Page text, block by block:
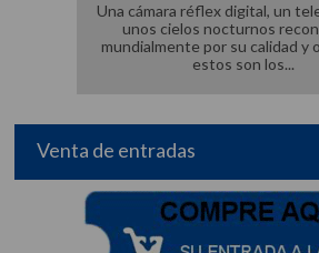
Una cámara réflex digital, un
unos cielos nocturnos
mundialmente por su calidad y
estos son los
Venta de entradas